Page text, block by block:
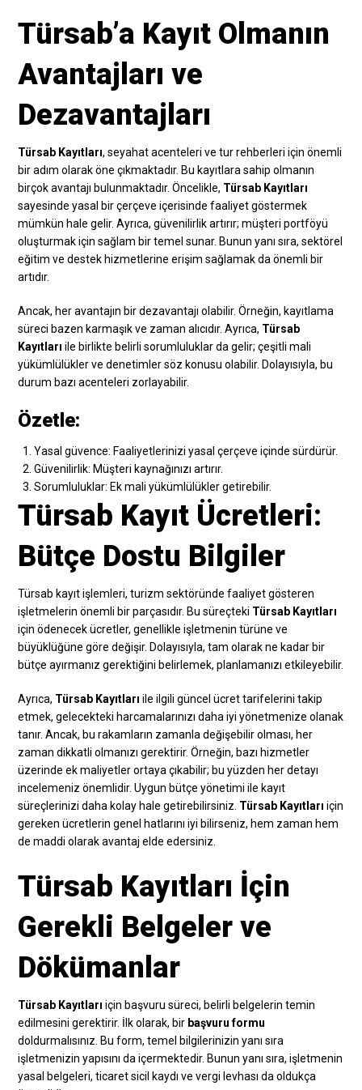
Türsab’a Kayıt Olmanın
Avantajları ve
Dezavantajları
Türsab Kayıtları, seyahat acenteleri ve tur rehberleri için önemli
bir adım olarak öne çıkmaktadır. Bu kayıtlara sahip olmanın
birçok avantajı bulunmaktadır. Öncelikle, Türsab Kayıtları
sayesinde yasal bir çerçeve içerisinde faaliyet göstermek
mümkün hale gelir. Ayrıca, güvenilirlik artırır; müşteri portföyü
oluşturmak için sağlam bir temel sunar. Bunun yanı sıra, sektörel
eğitim ve destek hizmetlerine erişim sağlamak da önemli bir
artıdır.
Ancak, her avantajın bir dezavantajı olabilir. Örneğin, kayıtlama
süreci bazen karmaşık ve zaman alıcıdır. Ayrıca, Türsab
Kayıtları ile birlikte belirli sorumluluklar da gelir; çeşitli mali
yükümlülükler ve denetimler söz konusu olabilir. Dolayısıyla, bu
durum bazı acenteleri zorlayabilir.
Özetle:
Yasal güvence: Faaliyetlerinizi yasal çerçeve içinde sürdürür.
Güvenilirlik: Müşteri kaynağınızı artırır.
Sorumluluklar: Ek mali yükümlülükler getirebilir.
Türsab Kayıt Ücretleri:
Bütçe Dostu Bilgiler
Türsab kayıt işlemleri, turizm sektöründe faaliyet gösteren
işletmelerin önemli bir parçasıdır. Bu süreçteki Türsab Kayıtları
için ödenecek ücretler, genellikle işletmenin türüne ve
büyüklüğüne göre değişir. Dolayısıyla, tam olarak ne kadar bir
bütçe ayırmanız gerektiğini belirlemek, planlamanızı etkileyebilir.
Ayrıca, Türsab Kayıtları ile ilgili güncel ücret tarifelerini takip
etmek, gelecekteki harcamalarınızı daha iyi yönetmenize olanak
tanır. Ancak, bu rakamların zamanla değişebilir olması, her
zaman dikkatli olmanızı gerektirir. Örneğin, bazı hizmetler
üzerinde ek maliyetler ortaya çıkabilir; bu yüzden her detayı
incelemeniz önemlidir. Uygun bütçe yönetimi ile kayıt
süreçlerinizi daha kolay hale getirebilirsiniz. Türsab Kayıtları için
gereken ücretlerin genel hatlarını iyi bilirseniz, hem zaman hem
de maddi olarak avantaj elde edersiniz.
Türsab Kayıtları İçin
Gerekli Belgeler ve
Dökümanlar
Türsab Kayıtları için başvuru süreci, belirli belgelerin temin
edilmesini gerektirir. İlk olarak, bir başvuru formu
doldurmalısınız. Bu form, temel bilgilerinizin yanı sıra
işletmenizin yapısını da içermektedir. Bunun yanı sıra, işletmenin
yasal belgeleri, ticaret sicil kaydı ve vergi levhası da oldukça